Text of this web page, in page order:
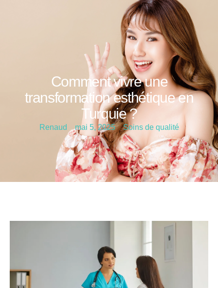
Comment vivre une
transformation esthétique en
Turquie ?
Renaud mai 5, 2025 Soins de qualité